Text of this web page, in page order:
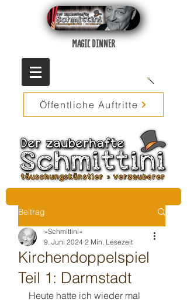
MAGIC DINNER
Öffentliche Auftritte
Beitrag
Kirchendoppelspiel
Teil 1: Darmstadt
»Schmittini«
9. Juni 2024 2 Min. Lesezeit
Heute hatte ich wieder mal